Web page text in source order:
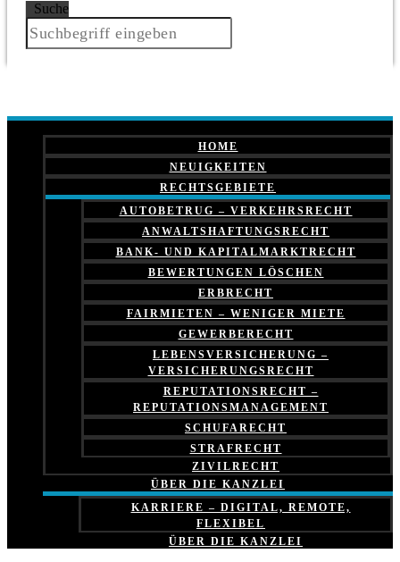
Suche
HOME
NEUIGKEITEN
RECHTSGEBIETE
AUTOBETRUG – VERKEHRSRECHT
ANWALTSHAFTUNGSRECHT
BANK- UND KAPITALMARKTRECHT
BEWERTUNGEN LÖSCHEN
ERBRECHT
FAIRMIETEN – WENIGER MIETE
GEWERBERECHT
LEBENSVERSICHERUNG –
VERSICHERUNGSRECHT
REPUTATIONSRECHT –
REPUTATIONSMANAGEMENT
SCHUFARECHT
STRAFRECHT
ZIVILRECHT
ÜBER DIE KANZLEI
KARRIERE – DIGITAL, REMOTE,
FLEXIBEL
ÜBER DIE KANZLEI